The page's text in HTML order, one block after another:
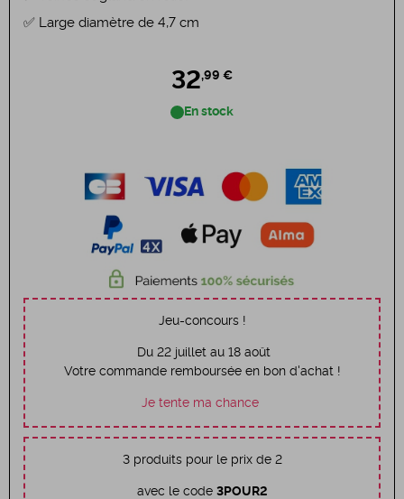
Large diamètre de 4,7 cm
32,99 €
En stock
Jeu-concours !
Du 22 juillet au 18 août
Votre commande remboursée en bon d'achat !
Je tente ma chance
3 produits pour le prix de 2
avec le code 3POUR2